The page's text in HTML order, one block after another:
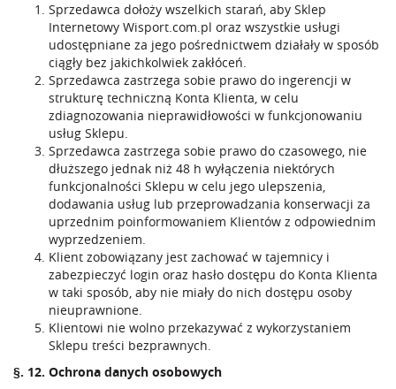
Sprzedawca dołoży wszelkich starań, aby Sklep
Internetowy Wisport.com.pl oraz wszystkie usługi
udostępniane za jego pośrednictwem działały w sposób
ciągły bez jakichkolwiek zakłóceń.
Sprzedawca zastrzega sobie prawo do ingerencji w
strukturę techniczną Konta Klienta, w celu
zdiagnozowania nieprawidłowości w funkcjonowaniu
usług Sklepu.
Sprzedawca zastrzega sobie prawo do czasowego, nie
dłuższego jednak niż 48 h wyłączenia niektórych
funkcjonalności Sklepu w celu jego ulepszenia,
dodawania usług lub przeprowadzania konserwacji za
uprzednim poinformowaniem Klientów z odpowiednim
wyprzedzeniem.
Klient zobowiązany jest zachować w tajemnicy i
zabezpieczyć login oraz hasło dostępu do Konta Klienta
w taki sposób, aby nie miały do nich dostępu osoby
nieuprawnione.
Klientowi nie wolno przekazywać z wykorzystaniem
Sklepu treści bezprawnych.
§. 12. Ochrona danych osobowych